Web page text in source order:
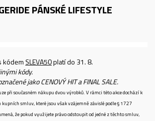
PÁNSKÉ LIFESTYLE
kódem SLEVA50platí do 31. 8.
kódy.
jako CENOVÝ HIT a FINAL SALE.
při současném nákupu dvou výrobků. V rámci této akce dochází k
smluv, které jsou však vzájemně závislé podle § 1727
že pokud využijete právo odstoupit od jedné z těchto smluv,